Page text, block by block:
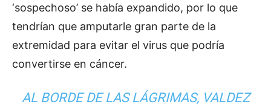
‘sospechoso’ se había expandido, por lo que
tendrían que amputarle gran parte de la
extremidad para evitar el virus que podría
convertirse en cáncer.
AL BORDE DE LAS LÁGRIMAS, VALDEZ